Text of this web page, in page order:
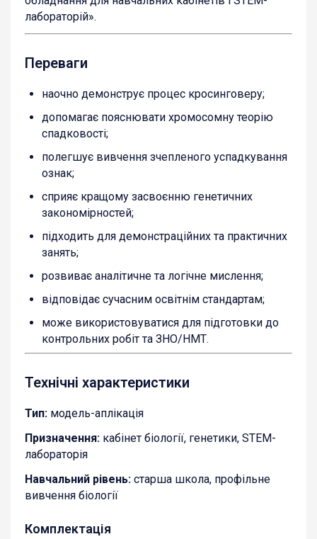
лабораторій».
Переваги
наочно демонструє процес кросинговеру;
допомагає пояснювати хромосомну теорію
спадковості;
полегшує вивчення зчепленого успадкування
ознак;
сприяє кращому засвоєнню генетичних
закономірностей;
підходить для демонстраційних та практичних
занять;
розвиває аналітичне та логічне мислення;
відповідає сучасним освітнім стандартам;
може використовуватися для підготовки до
контрольних робіт та ЗНО/НМТ.
Технічні характеристики
Тип: модель-аплікація
Призначення: кабінет біології, генетики, STEM-
лабораторія
Навчальний рівень: старша школа, профільне
вивчення біології
Комплектація